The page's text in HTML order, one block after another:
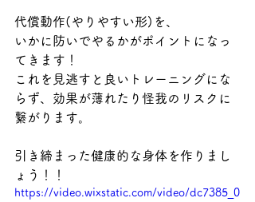
代償動作(やりやすい形)を、
いかに防いでやるかがポイントになっ
てきます！
これを見逃すと良いトレーニングにな
らず、効果が薄れたり怪我のリスクに
繋がります。
引き締まった健康的な身体を作りまし
ょう！！
https://video.wixstatic.com/video/dc7385_0